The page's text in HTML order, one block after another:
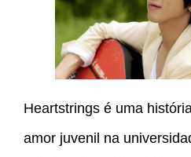
Heartstrings é uma
amor juvenil na